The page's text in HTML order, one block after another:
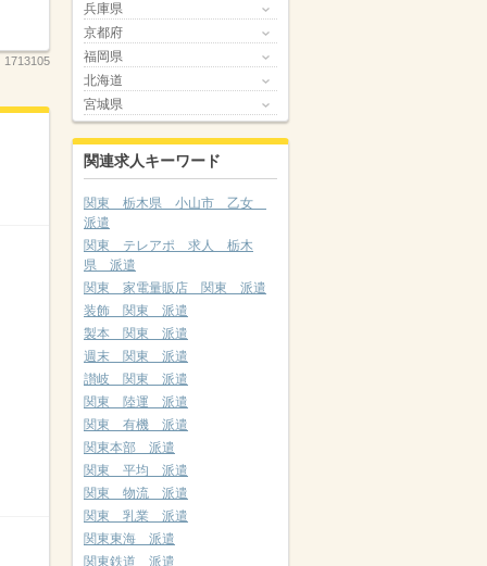
1713105
兵庫県
京都府
福岡県
北海道
宮城県
関連求人キーワード
関東 栃木県 小山市 乙女
派遣
関東 テレアポ 求人 栃木
県 派遣
関東 家電量販店 関東 派遣
装飾 関東 派遣
製本 関東 派遣
週末 関東 派遣
讃岐 関東 派遣
関東 陸運 派遣
関東 有機 派遣
関東本部 派遣
関東 平均 派遣
関東 物流 派遣
関東 乳業 派遣
関東東海 派遣
関東鉄道 派遣